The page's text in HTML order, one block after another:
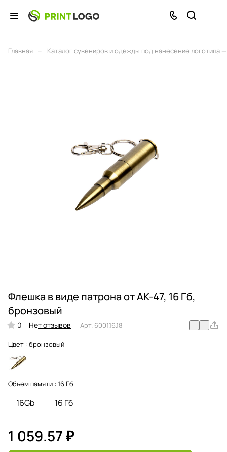
Главная Каталог сувениров и одежды под нанесение логотипа
Флешка в виде патрона от AK-47, 16 Гб,
бронзовый
0 Нет отзывов Арт. 6001.16.18
Цвет : бронзовый
Объем памяти : 16 Гб
16Gb 16 Гб
1 059.57 ₽